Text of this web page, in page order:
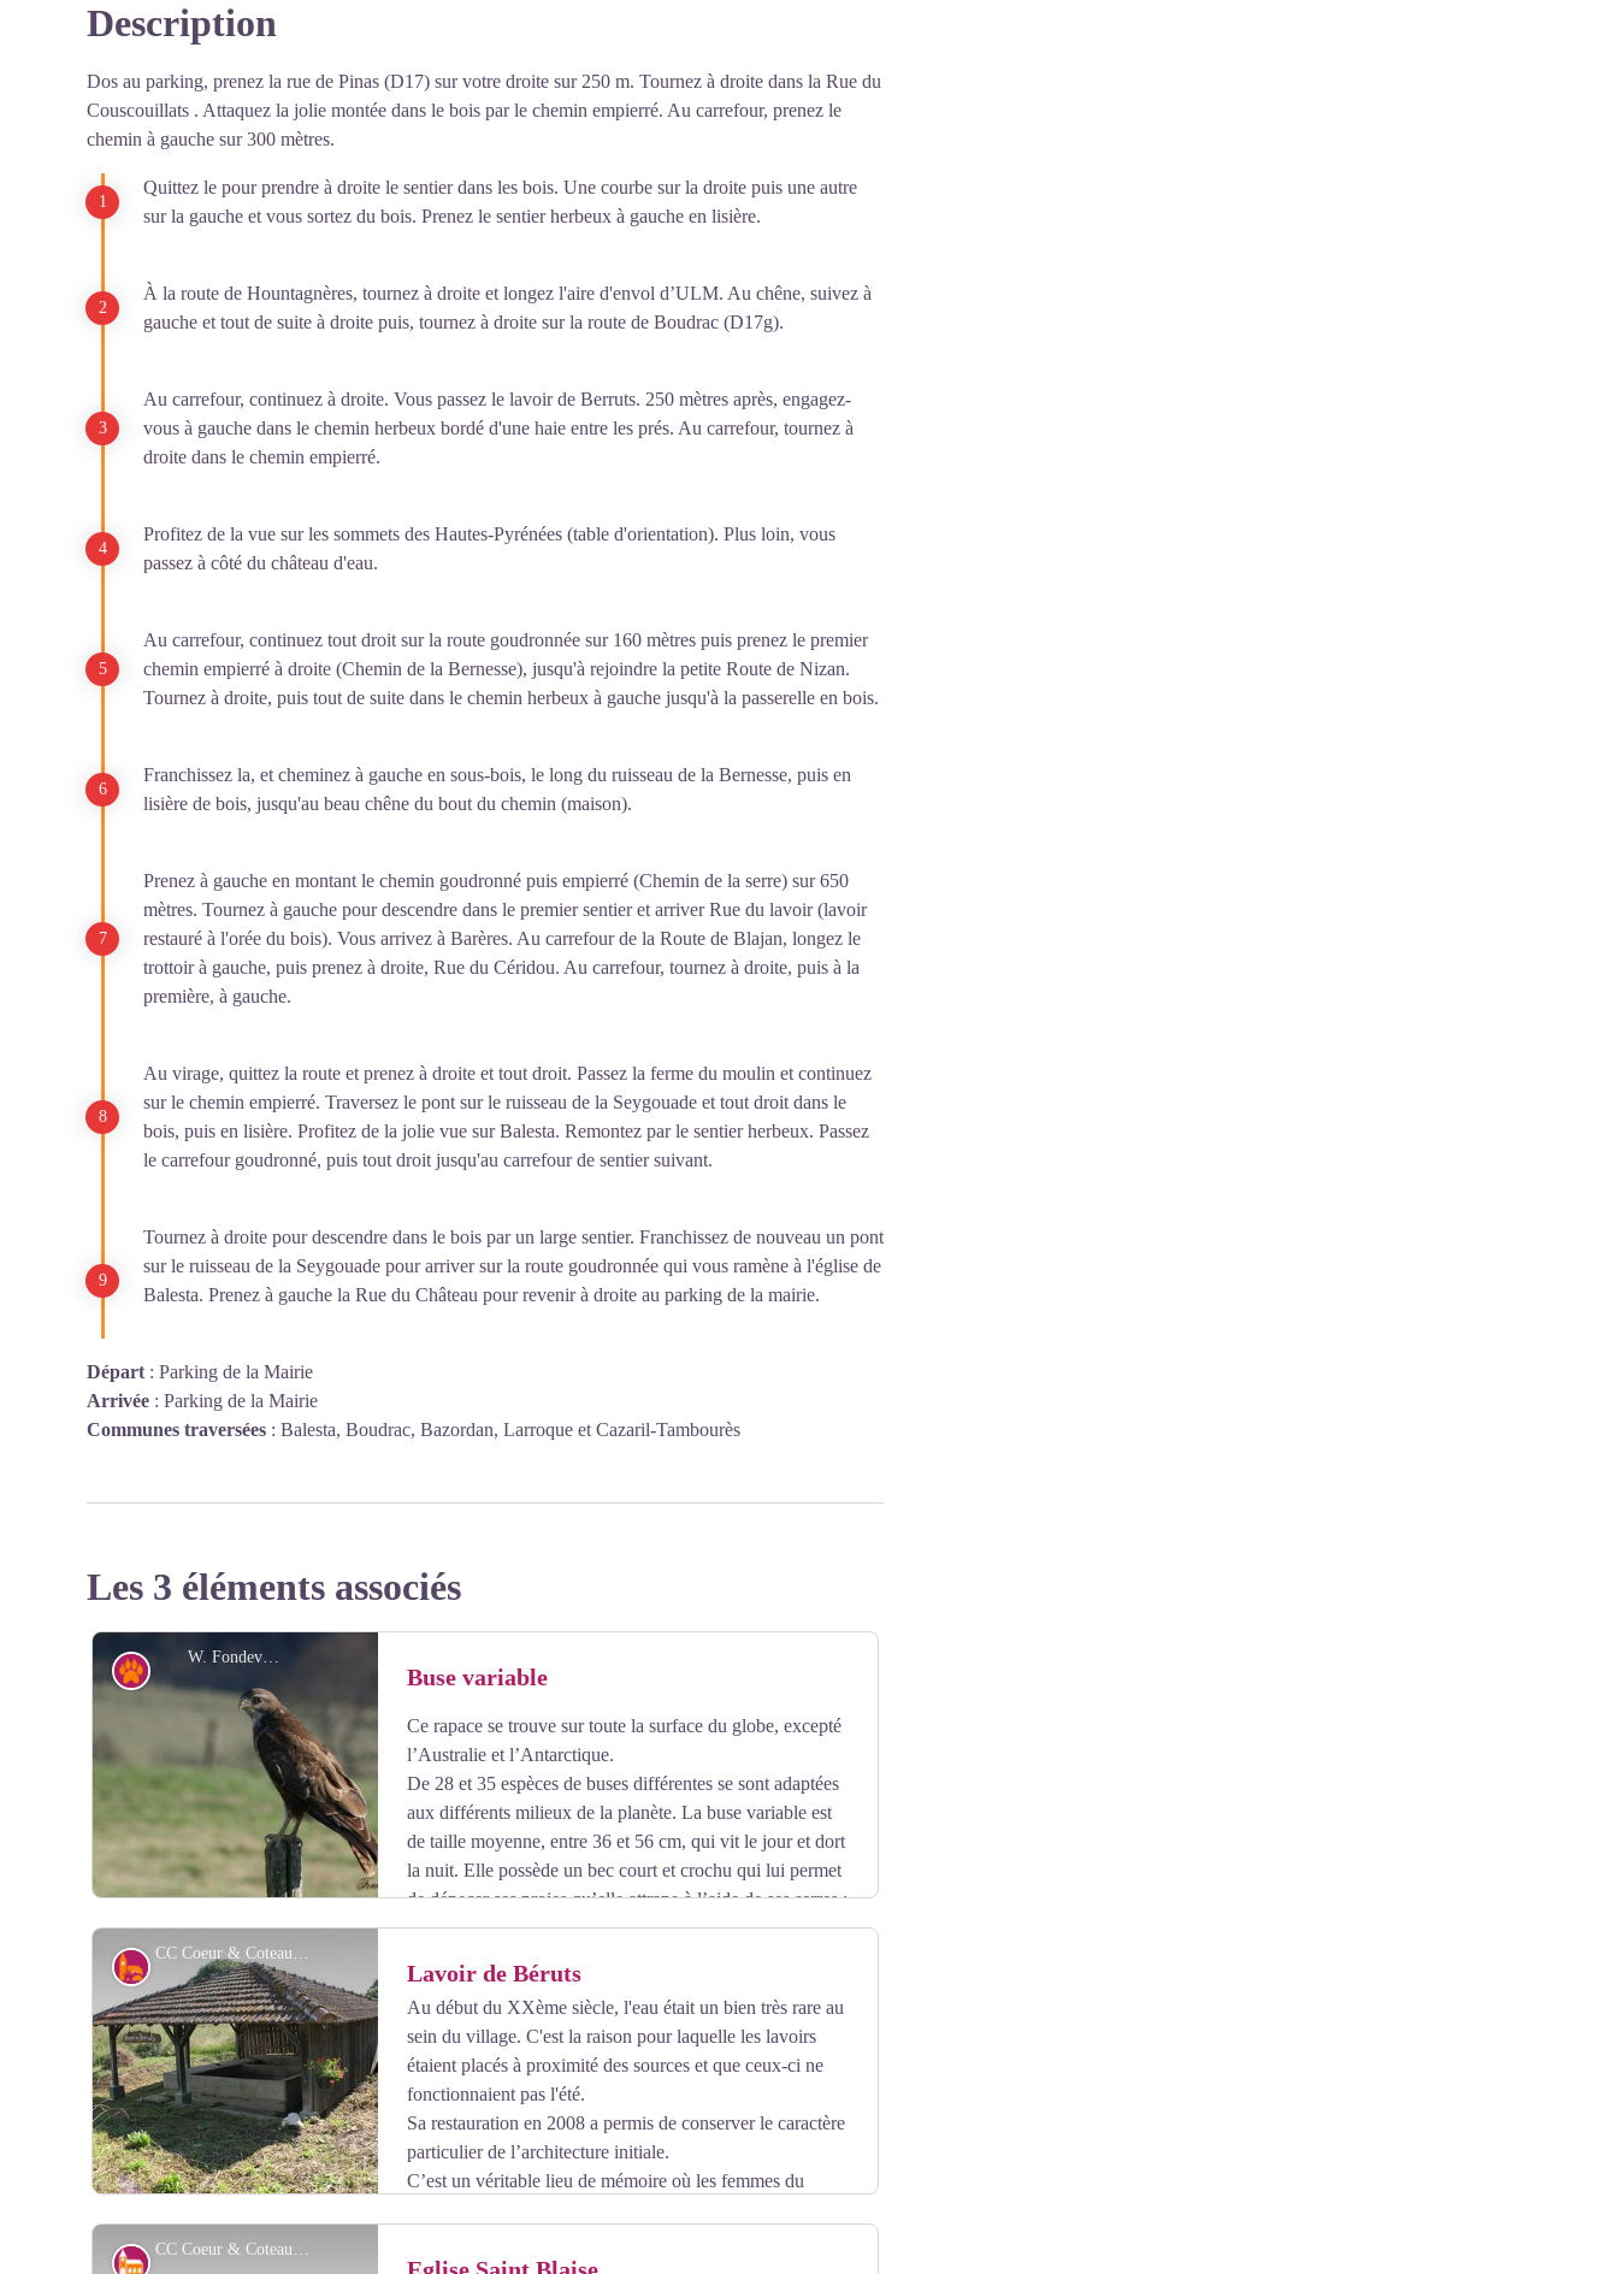
Description
Dos au parking, prenez la rue de Pinas (D17) sur votre droite sur 250 m. Tournez à droite dans la Rue du
Couscouillats . Attaquez la jolie montée dans le bois par le chemin empierré. Au carrefour, prenez le
chemin à gauche sur 300 mètres.
Quittez le pour prendre à droite le sentier dans les bois. Une courbe sur la droite puis une autre
sur la gauche et vous sortez du bois. Prenez le sentier herbeux à gauche en lisière.
À la route de Hountagnères, tournez à droite et longez l'aire d'envol d’ULM. Au chêne, suivez à
gauche et tout de suite à droite puis, tournez à droite sur la route de Boudrac (D17g).
Au carrefour, continuez à droite. Vous passez le lavoir de Berruts. 250 mètres après, engagez-
vous à gauche dans le chemin herbeux bordé d'une haie entre les prés. Au carrefour, tournez à
droite dans le chemin empierré.
Profitez de la vue sur les sommets des Hautes-Pyrénées (table d'orientation). Plus loin, vous
passez à côté du château d'eau.
Au carrefour, continuez tout droit sur la route goudronnée sur 160 mètres puis prenez le premier
chemin empierré à droite (Chemin de la Bernesse), jusqu'à rejoindre la petite Route de Nizan.
Tournez à droite, puis tout de suite dans le chemin herbeux à gauche jusqu'à la passerelle en bois.
Franchissez la, et cheminez à gauche en sous-bois, le long du ruisseau de la Bernesse, puis en
lisière de bois, jusqu'au beau chêne du bout du chemin (maison).
Prenez à gauche en montant le chemin goudronné puis empierré (Chemin de la serre) sur 650
mètres. Tournez à gauche pour descendre dans le premier sentier et arriver Rue du lavoir (lavoir
restauré à l'orée du bois). Vous arrivez à Barères. Au carrefour de la Route de Blajan, longez le
trottoir à gauche, puis prenez à droite, Rue du Céridou. Au carrefour, tournez à droite, puis à la
première, à gauche.
Au virage, quittez la route et prenez à droite et tout droit. Passez la ferme du moulin et continuez
sur le chemin empierré. Traversez le pont sur le ruisseau de la Seygouade et tout droit dans le
bois, puis en lisière. Profitez de la jolie vue sur Balesta. Remontez par le sentier herbeux. Passez
le carrefour goudronné, puis tout droit jusqu'au carrefour de sentier suivant.
Tournez à droite pour descendre dans le bois par un large sentier. Franchissez de nouveau un pont
sur le ruisseau de la Seygouade pour arriver sur la route goudronnée qui vous ramène à l'église de
Balesta. Prenez à gauche la Rue du Château pour revenir à droite au parking de la mairie.
Départ : Parking de la Mairie
Arrivée : Parking de la Mairie
Communes traversées : Balesta, Boudrac, Bazordan, Larroque et Cazaril-Tambourès
Les 3 éléments associés
W. Fondevilla
Voir l'image en plein écran
Faune Buse variable
Ce rapace se trouve sur toute la surface du globe, excepté
l’Australie et l’Antarctique.
De 28 et 35 espèces de buses différentes se sont adaptées
aux différents milieux de la planète. La buse variable est
de taille moyenne, entre 36 et 56 cm, qui vit le jour et dort
la nuit. Elle possède un bec court et crochu qui lui permet
de dépecer ses proies qu’elle attrape à l’aide de ses serres ;
très agile en vol grâce à sa queue qui lui sert de gouvernail, ce rapace est aussi un très grand
planeur.
La buse vit principalement dans des zones boisées. La présence d’eau (mer, rivière, marais, etc.)
est appréciée par la buse. On peut également quelquefois apercevoir cet oiseau dans les grands
parcs et villes où des arbres sont présents.
Elle a une alimentation carnivore, et mange de petits mammifères qu’elle chasse au sol (elle
peut les repérer jusqu’à 100m grâce à son excellente vue). La buse peut également s’alimenter
de petits oiseaux, de reptiles, de batraciens ou d’insectes. Quand sa nourriture habituelle se fait
plus rare, la buse peut se nourrir de charognes.
CC Coeur & Coteaux Comminges
Petit patrimoine Lavoir de Béruts
Au début du XXème siècle, l'eau était un bien très rare au
sein du village. C'est la raison pour laquelle les lavoirs
étaient placés à proximité des sources et que ceux-ci ne
fonctionnaient pas l'été.
Sa restauration en 2008 a permis de conserver le caractère
particulier de l’architecture initiale.
C’est un véritable lieu de mémoire où les femmes du
CC Coeur & Coteaux Comminges
Architecture